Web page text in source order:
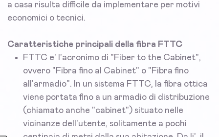
a casa risulta difficile da implementare per motivi
economici o tecnici.
Caratteristiche principali della fibra FTTC
FTTC e' l'acronimo di "Fiber to the Cabinet",
ovvero "Fibra fino al Cabinet" o "Fibra fino
all'armadio". In un sistema FTTC, la fibra ottica
viene portata fino a un armadio di distribuzione
(chiamato anche "cabinet") situato nelle
vicinanze dell'utente, solitamente a pochi